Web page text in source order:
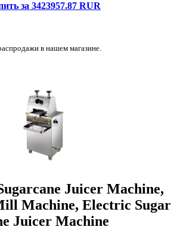
за 3423957.87 RUR
в нашем магазине.
Juicer Machine,
Machine, Electric Sugar
Juicer Machine